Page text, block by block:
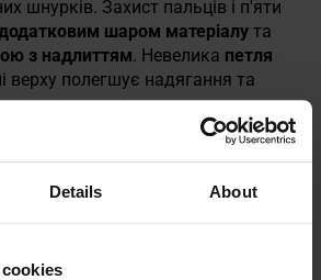
Details About
шнурків. Захист пальців і п'яти
шаром матеріалу та
з надлиттям. Невелика петля
верху полегшує надягання та